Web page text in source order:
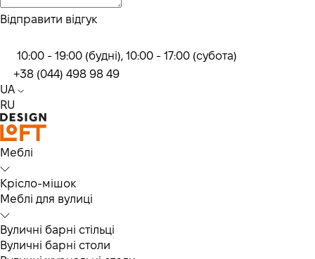
Відправити відгук
10:00 - 19:00 (будні), 10:00 - 17:00 (субота)
+38 (044) 498 98 49
UA
RU
Меблі
Крісло-мішок
Меблі для вулиці
Вуличні барні стільці
Вуличні барні столи